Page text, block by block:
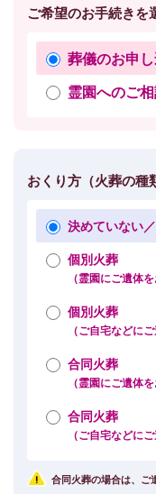
ご希望のお手続きを
葬儀のお申
霊園へのご
おくり方（火葬の種
決めていない
個別火葬
（霊園にご遺体
個別火葬
（ご自宅などに
合同火葬
（霊園にご遺体
合同火葬
（ご自宅などに
合同火葬の場合は、ご